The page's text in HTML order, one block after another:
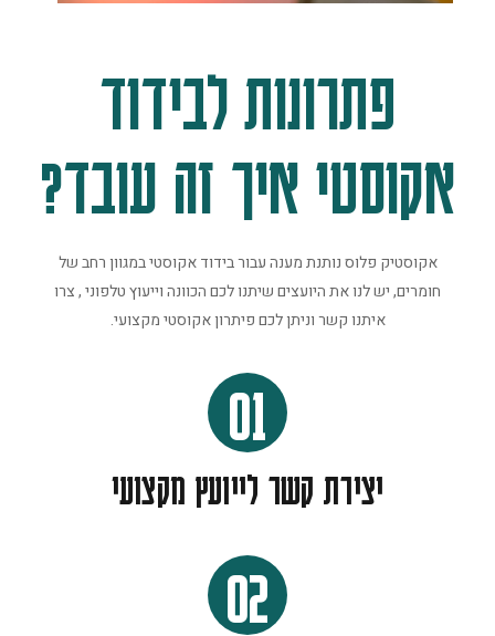
פתרונות לבידוד
אקוסטי איך זה עובד?
אקוסטיק פלוס נותנת מענה עבור בידוד אקוסטי במגוון רחב של
חומרים, יש לנו את היועצים שיתנו לכם הכוונה וייעוץ טלפוני , צרו
איתנו קשר וניתן לכם פיתרון אקוסטי מקצועי.
01
יצירת קשר לייועץ מקצועי
02